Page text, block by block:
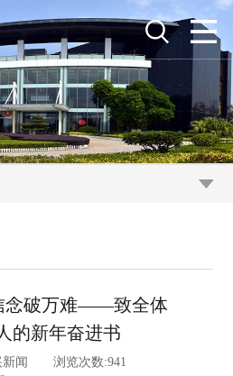
念破万难——致全体
的新年奋进书
闻 浏览次数:941